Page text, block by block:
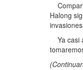
Halong
Ya casi